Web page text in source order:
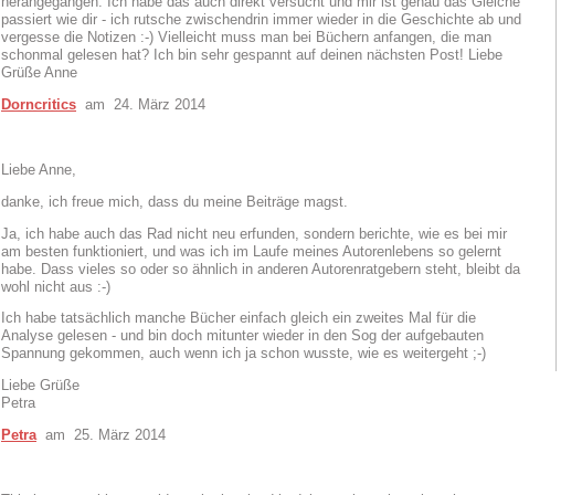
passiert wie dir - ich rutsche zwischendrin immer wieder in die Geschichte ab und
vergesse die Notizen :-) Vielleicht muss man bei Büchern anfangen, die man
schonmal gelesen hat? Ich bin sehr gespannt auf deinen nächsten Post! Liebe
Grüße Anne
Dorncritics am 24. März 2014
Liebe Anne,
danke, ich freue mich, dass du meine Beiträge magst.
Ja, ich habe auch das Rad nicht neu erfunden, sondern berichte, wie es bei mir
am besten funktioniert, und was ich im Laufe meines Autorenlebens so gelernt
habe. Dass vieles so oder so ähnlich in anderen Autorenratgebern steht, bleibt da
wohl nicht aus :-)
Ich habe tatsächlich manche Bücher einfach gleich ein zweites Mal für die
Analyse gelesen - und bin doch mitunter wieder in den Sog der aufgebauten
Spannung gekommen, auch wenn ich ja schon wusste, wie es weitergeht ;-)
Liebe Grüße
Petra
Petraam 25. März 2014